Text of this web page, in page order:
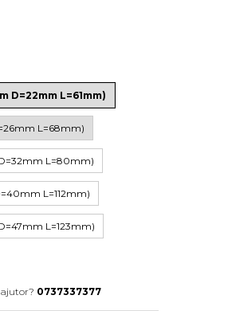
D=22mm L=61mm)
L=68mm)
L=80mm)
L=112mm)
L=123mm)
ajutor? 0737337377